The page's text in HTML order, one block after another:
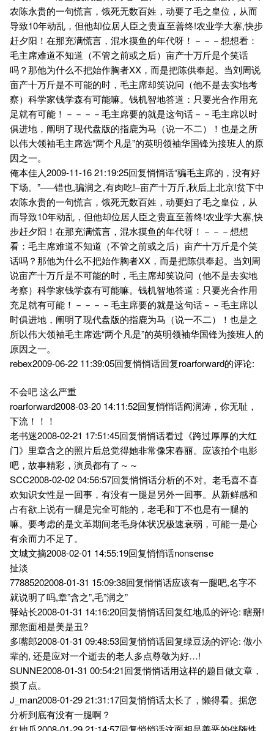
农陈永贵的一句慌言，饿死无数百姓，动要了毛之皇位，从而
导致10年动乱，但他却位居人臣之贵直至善终!农业学大寨,快步
赶夕阳！在那充满慌言，混水摸鱼的年代呀！－－－想想看：
毛主席难道不知道（不管之前或之后）亩产十万斤是个笑话
吗？那他为什么不把始作胸者XX，而是把陈供奉起。当刘周说
亩产十万斤是不可能的时，毛主席却笑说问（他不是去实地考
察）科学家钱学森有可能嘛。钱机智地答道：只要光合作用充
足就有可能！－－－－毛主席要的就是这句话－－毛主席以时
俱进地，阐明了现代盘版的指鹿为马（说一不二）！也是之所
以伟大领袖毛主席选“两个凡是”的英明领袖华国锋为接班人的原
因之一。
俺本佳人2009-11-16 21:19:25回复悄悄话“骗毛主席的，没有好
下场。”—–错也,骗润之,有肉吃!–亩产十万斤,秋后上北京!贫下中
农陈永贵的一句慌言，饿死无数百姓，动要妇了毛之皇位，从
而导致10年动乱，但他却位居人臣之贵直至善终!农业学大寨,快
步赶夕阳！在那充满慌言，混水摸鱼的年代呀！－－－想想
看：毛主席难道不知道（不管之前或之后）亩产十万斤是个笑
话吗？那他为什么不把始作胸者XX，而是把陈供奉起。当刘周
说亩产十万斤是不可能的时，毛主席却笑说问（他不是去实地
考察）科学家钱学森有可能嘛。钱机智地答道：只要光合作用
充足就有可能！－－－－毛主席要的就是这句话－－毛主席以
时俱进地，阐明了现代盘版的指鹿为马（说一不二）！也是之
所以伟大领袖毛主席选“两个凡是”的英明领袖华国锋为接班人的
原因之一。
rebex2009-06-22 11:39:05回复悄悄话回复roarforward的评论:
不会吧 这么严重
roarforward2008-03-20 14:11:52回复悄悄话阎润涛，你无耻，
下流！！！
老书迷2008-02-21 17:51:45回复悄悄话看过《跨过厚厚的大红
门》里章含之的照片后总觉得她非常像宋春丽。应该拍个电影
吧，故事精彩，演员都有了～～
SCC2008-02-02 04:56:57回复悄悄话分析的不对。老毛喜不喜
欢知识女性是一回事，有没有一腿是另外一回事。从新鲜感和
占有欲上说有一腿是完全可能的，老毛和丁不也是有一腿的
嘛。要考虑的是文革期间老毛身体状况极速衰弱，可能一是心
有余而力不足了。
文城文摘2008-02-01 14:55:19回复悄悄话nonsense
扯淡
77885202008-01-31 15:09:38回复悄悄话应该有一腿吧,名字不
就说明了吗,章”含之”,毛”润之”
驿站长2008-01-31 14:16:20回复悄悄话回复红地瓜的评论: 瞎掰!
那您面相是美是丑?
多嘴郎2008-01-31 09:48:53回复悄悄话回复绿豆汤的评论: 做小
辈的, 还是应对一个逝去的老人多点尊敬为好…!
SUNNE2008-01-31 00:54:21回复悄悄话用这样的题目做文章，
损了点。
J_man2008-01-29 21:31:17回复悄悄话太长了，懒得看。据您
分析到底有没有一腿啊？